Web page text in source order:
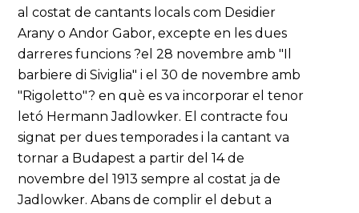
al costat de cantants locals com Desidier
Arany o Andor Gabor, excepte en les dues
darreres funcions ?el 28 novembre amb "Il
barbiere di Siviglia" i el 30 de novembre amb
"Rigoletto"? en què es va incorporar el tenor
letó Hermann Jadlowker. El contracte fou
signat per dues temporades i la cantant va
tornar a Budapest a partir del 14 de
novembre del 1913 sempre al costat ja de
Jadlowker. Abans de complir el debut a